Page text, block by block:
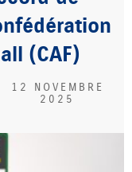
(CAF)
12 NOVEMBRE
2025